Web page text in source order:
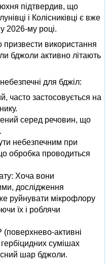
підтвердив, що
і Колісниківці є вже
2026‑му році.
призвести використання
бджоли активно літають
для бджіл:
часто застосовується на
серед речовин, що
небезпечним при
обробка проводиться
Хоча вони
дослідження
руйнувати мікрофлору
їх і роблячи
сумішах
шар бджоли.